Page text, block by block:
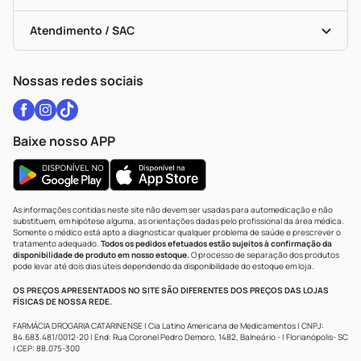
Bulas De A A Z
Políticas De Marketplace
Autoteste Covid-19
Vacinas
Certificado De Segurança
Portal Da Privacidade
Atendimento / SAC
WhatsApp (47) 9202-1687
Nossas redes sociais
Baixe nosso APP
As informações contidas neste site não devem ser usadas para automedicação e não
substituem, em hipótese alguma, as orientações dadas pelo profissional da área médica.
Somente o médico está apto a diagnosticar qualquer problema de saúde e prescrever o
tratamento adequado. Todos os pedidos efetuados estão sujeitos à confirmação da
disponibilidade de produto em nosso estoque.O processo de separação dos produtos
pode levar até dois dias úteis dependendo da disponibilidade do estoque em loja.
OS PREÇOS APRESENTADOS NO SITE SÃO DIFERENTES DOS PREÇOS DAS LOJAS
FÍSICAS DE NOSSA REDE.
FARMÁCIA DROGARIA CATARINENSE | Cia Latino Americana de Medicamentos | CNPJ:
84.683.481/0012-20 | End: Rua Coronel Pedro Demoro, 1482, Balneário - | Florianópolis- SC
| CEP: 88.075-300